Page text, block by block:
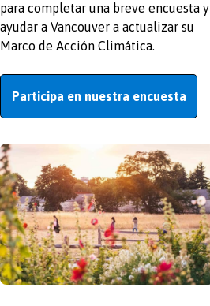
para completar una breve encuesta y
ayudar a Vancouver a actualizar su
Marco de Acción Climática.
Participa en nuestra encuesta